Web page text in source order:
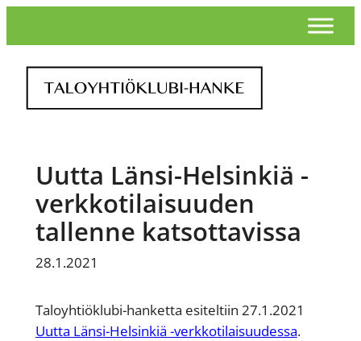
Uutta Länsi-Helsinkiä -
verkkotilaisuuden
tallenne katsottavissa
28.1.2021
Taloyhtiöklubi-hanketta esiteltiin 27.1.2021
Uutta Länsi-Helsinkiä -verkkotilaisuudessa.